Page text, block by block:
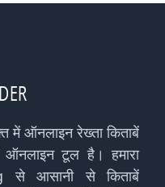
में ऑनलाइन रेख्ता किताबें
टूल है। हमारा
से आसानी से किताबें